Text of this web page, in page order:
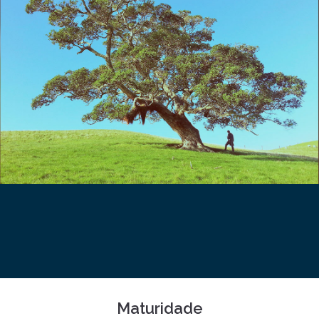
Maturidade